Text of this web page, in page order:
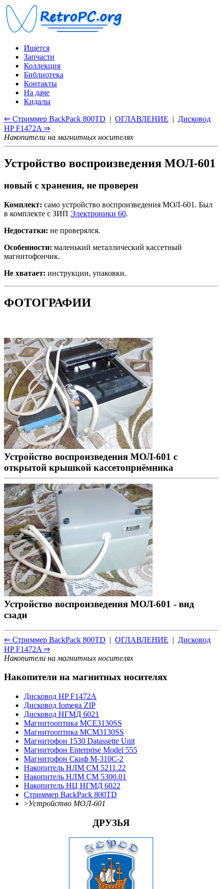
Ищется
Запчасти
Коллекция
Библиотека
Контакты
На даче
Кидалы
⇐ Стриммер BackPack 800TD | ОГЛАВЛЕНИЕ | Дисковод
HP F1472A ⇒
Накопители на магнитных носителях
Устройство воспроизведения МОЛ-601
новый с хранения, не проверен
Комплект: само устройство воспроизведения МОЛ-601. Был
в комплекте с ЗИП Электроники 60.
Недостатки: не проверялся.
Особенности: маленький металлический кассетный
магнитофончик.
Не хватает: инструкции, упаковки.
ФОТОГРАФИИ
Устройство воспроизведения МОЛ-601 с
открытой крышкой кассетоприёмника
Устройство воспроизведения МОЛ-601 - вид
сзади
⇐ Стриммер BackPack 800TD | ОГЛАВЛЕНИЕ | Дисковод
HP F1472A ⇒
Накопители на магнитных носителях
Накопители на магнитных носителях
Дисковод HP F1472A
Дисковод Iomega ZIP
Дисковод НГМД 6021
Магнитооптика MCE3130SS
Магнитооптика MCM3130SS
Магнитофон 1530 Datassette Unit
Магнитофон Enterprise Model 555
Магнитофон Скиф М-310С-2
Накопитель НЛМ СМ 5211.22
Накопитель НЛМ СМ 5300.01
Накопитель НЦ НГМД 6022
Стриммер BackPack 800TD
>Устройство МОЛ-601
ДРУЗЬЯ